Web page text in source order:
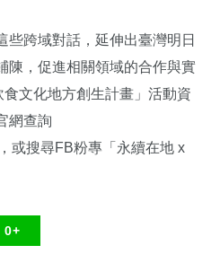
些跨域對話，延伸出臺灣明日
陳，促進相關領域的合作與實
文化地方創生計畫」活動資
網查詢
或搜尋FB粉專「永續在地 x
0+